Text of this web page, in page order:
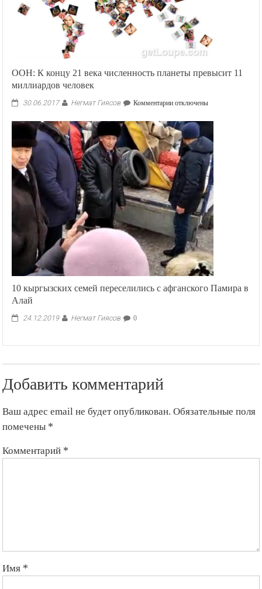
ООН: К концу 21 века численность планеты превысит 11
миллиардов человек
30.06.2017 Негмат Гиясов Комментариик
ООН:
К
концу
21
века
численность
планеты
превысит
11
миллиардов
человек
отключены
10 кыргызских семей переселились с афганского Памира в
Алай
24.12.2019 Негмат Гиясов 0
Добавить комментарий
Ваш адрес email не будет опубликован. Обязательные поля
помечены *
Комментарий *
Имя *